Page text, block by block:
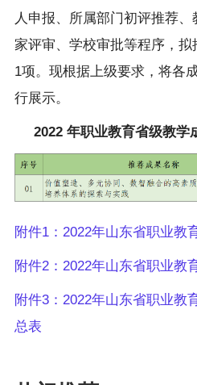
人申报、所属部门初评推荐
家评审、学校审批等程序，
1项。现根据上级要求，将各
行展示。
2022 年职业教育省级教学
附件1：2022年山东省职业教
附件2：2022年山东省职业教
附件3：2022年山东省职业教
总表